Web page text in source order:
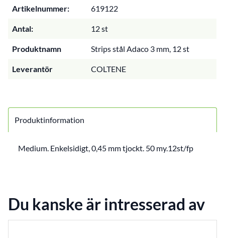
Artikelnummer: 619122
Antal: 12 st
Produktnamn Strips stål Adaco 3 mm, 12 st
Leverantör COLTENE
Produktinformation
Medium. Enkelsidigt, 0,45 mm tjockt. 50 my.12st/fp
Du kanske är intresserad av